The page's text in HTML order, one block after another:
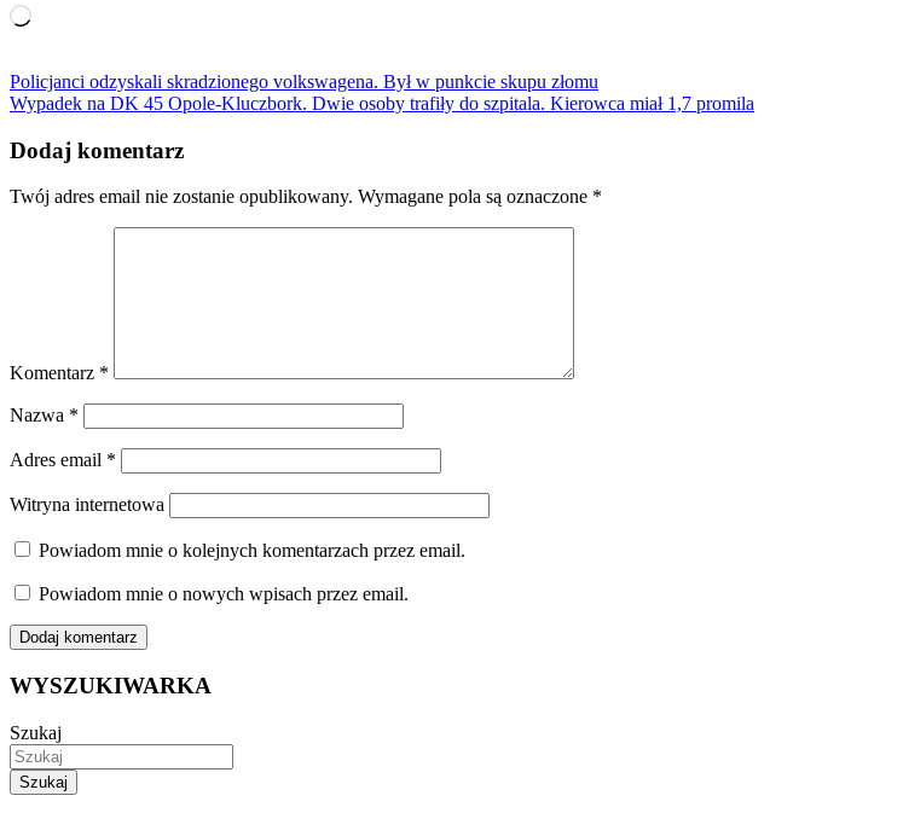
Wczytywanie…
Nawigacja
wpisu
Policjanci odzyskali skradzionego volkswagena. Był w punkcie skupu złomu
Wypadek na DK 45 Opole-Kluczbork. Dwie osoby trafiły do szpitala. Kierowca miał 1,7 promila
Dodaj komentarz
Twój adres email nie zostanie opublikowany. Wymagane pola są oznaczone *
Komentarz *
Nazwa *
Adres email *
Witryna internetowa
Powiadom mnie o kolejnych komentarzach przez email.
Powiadom mnie o nowych wpisach przez email.
WYSZUKIWARKA
Szukaj
Szukaj